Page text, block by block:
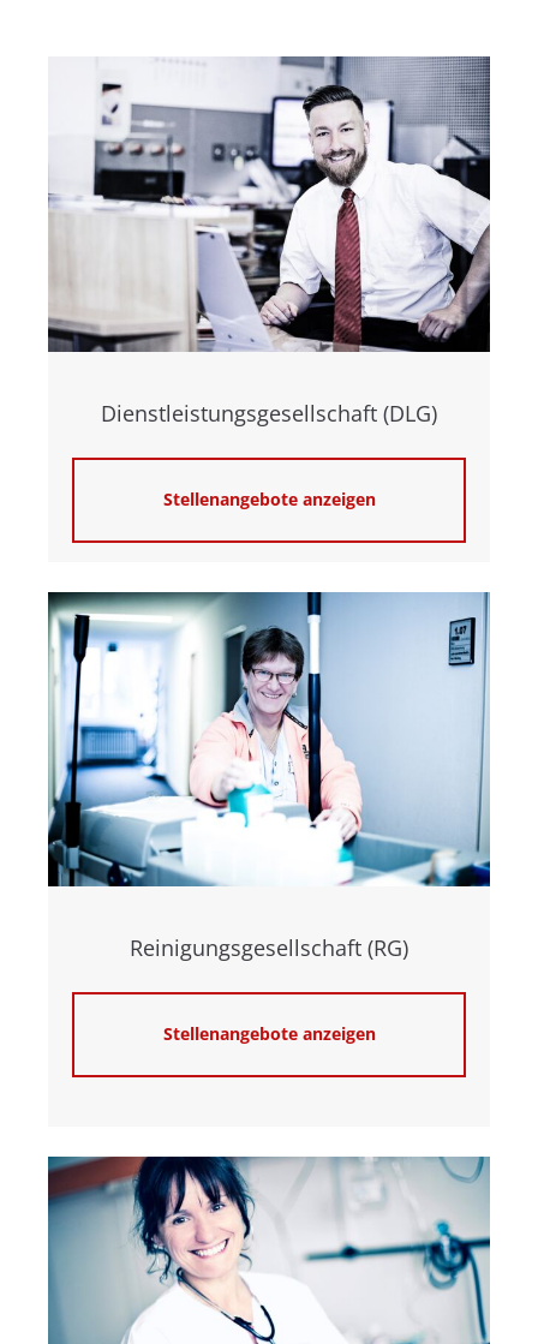
Dienstleistungsgesellschaft (DLG)
Stellenangebote anzeigen
Reinigungsgesellschaft (RG)
Stellenangebote anzeigen